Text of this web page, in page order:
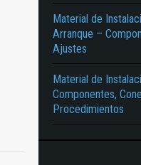
Material de
Arranque –
Ajustes
Material de
Componentes,
Procedimientos